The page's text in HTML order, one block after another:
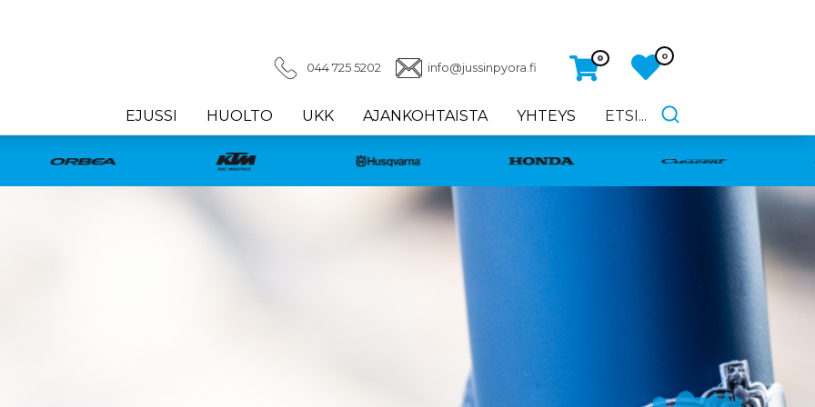
044 725 5202 info@jussinpyora.fi
0 0
EJUSSI HUOLTO UKK AJANKOHTAISTA YHTEYS ETSI...